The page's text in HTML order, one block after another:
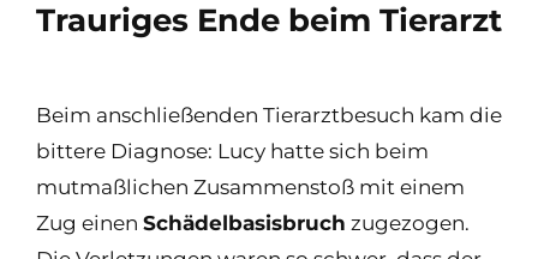
Trauriges Ende beim Tierarzt
Beim anschließenden Tierarztbesuch kam die
bittere Diagnose: Lucy hatte sich beim
mutmaßlichen Zusammenstoß mit einem
Zug einen Schädelbasisbruch zugezogen.